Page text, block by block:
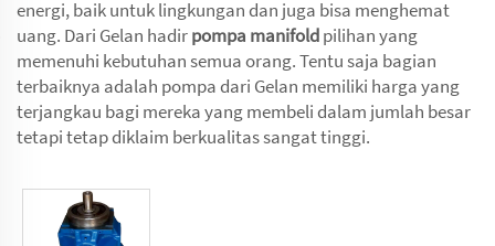
energi, baik untuk lingkungan dan juga bisa menghemat
uang. Dari Gelan hadirpompa manifoldpilihan yang
memenuhi kebutuhan semua orang. Tentu saja bagian
terbaiknya adalah pompa dari Gelan memiliki harga yang
terjangkau bagi mereka yang membeli dalam jumlah besar
tetapi tetap diklaim berkualitas sangat tinggi.